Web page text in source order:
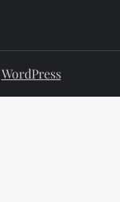
WordPress